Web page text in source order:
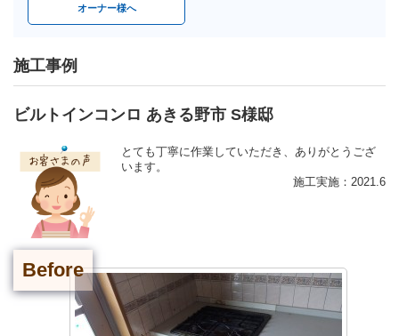
オーナー様へ
施工事例
ビルトインコンロ あきる野市 S様邸
とても丁寧に作業していただき、ありがとうござ
います。
施工実施：2021.6
Before